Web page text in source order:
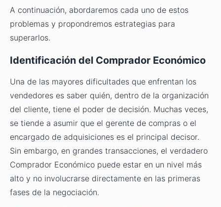
A continuación, abordaremos cada uno de estos
problemas y propondremos estrategias para
superarlos.
Identificación del Comprador Económico
Una de las mayores dificultades que enfrentan los
vendedores es saber quién, dentro de la organización
del cliente, tiene el poder de decisión. Muchas veces,
se tiende a asumir que el gerente de compras o el
encargado de adquisiciones es el principal decisor.
Sin embargo, en grandes transacciones, el verdadero
Comprador Económico puede estar en un nivel más
alto y no involucrarse directamente en las primeras
fases de la negociación.